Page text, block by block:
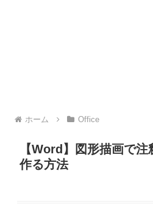
ホーム Office
【Word】図形描画で注
作る方法